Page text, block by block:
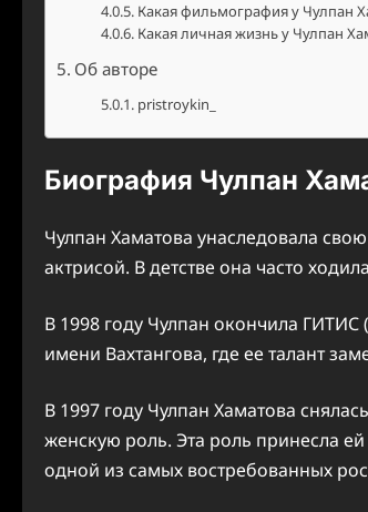
Какая фильмография у Чулпан
Какая личная жизнь у Чулпан
Об авторе
pristroykin_
Биография Чулпан
Чулпан Хаматова унаследовала
актрисой. В детстве она часто
В 1998 году Чулпан окончила ГИТИС
имени Вахтангова, где ее талант
В 1997 году Чулпан Хаматова
женскую роль. Эта роль принесла
одной из самых востребованных